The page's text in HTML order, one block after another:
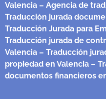
Valencia – Agencia de
Traducción jurada
Traducción Jurada para
Traducción jurada de
Valencia – Traducción
propiedad en Valencia –
documentos financieros